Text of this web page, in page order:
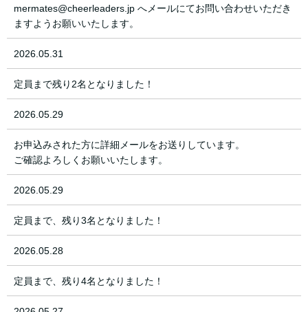
mermates@cheerleaders.jp へメールにてお問い合わせいただき
ますようお願いいたします。
2026.05.31
定員まで残り2名となりました！
2026.05.29
お申込みされた方に詳細メールをお送りしています。
ご確認よろしくお願いいたします。
2026.05.29
定員まで、残り3名となりました！
2026.05.28
定員まで、残り4名となりました！